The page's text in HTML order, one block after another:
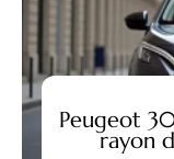
Peugeot
rayon